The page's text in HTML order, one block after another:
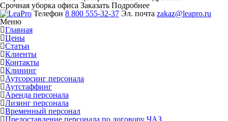
Срочная уборка офиса Заказать Подробнее
Телефон 8 800 555-32-37 Эл. почта zakaz@leapro.ru
Меню
Главная
Цены
Статьи
Клиенты
Контакты
Клининг
Аутсорсинг персонала
Аутстаффинг
Аренда персонала
Лизинг персонала
Временный персонал
Предоставление персонала по договору ЧАЗ